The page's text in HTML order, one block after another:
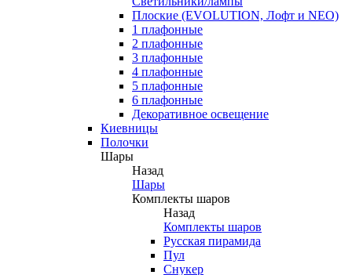
Плоские (EVOLUTION, Лофт и NEO)
1 плафонные
2 плафонные
3 плафонные
4 плафонные
5 плафонные
6 плафонные
Декоративное освещение
Киевницы
Полочки
Шары
Назад
Шары
Комплекты шаров
Назад
Комплекты шаров
Русская пирамида
Пул
Снукер